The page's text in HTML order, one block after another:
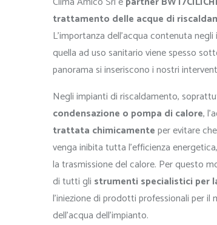
trattamento delle acque di
L’importanza dell’acqua contenuta
quella ad uso sanitario viene spesso
panorama si inseriscono i nostri
Negli impianti di riscaldamento,
condensazione o pompa di calore,
trattata chimicamenteper evitare
venga inibita tutta l’efficienza
la trasmissione del calore. Per questo
di tutti gli strumenti specialistici per
l’iniezione di prodotti professionali per
dell’acqua dell’impianto.